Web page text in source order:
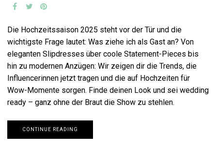
Die Hochzeitssaison 2025 steht vor der Tür und die
wichtigste Frage lautet: Was ziehe ich als Gast an? Von
eleganten Slipdresses über coole Statement-Pieces bis
hin zu modernen Anzügen: Wir zeigen dir die Trends, die
Influencerinnen jetzt tragen und die auf Hochzeiten für
Wow-Momente sorgen. Finde deinen Look und sei wedding
ready – ganz ohne der Braut die Show zu stehlen.
CONTINUE READING